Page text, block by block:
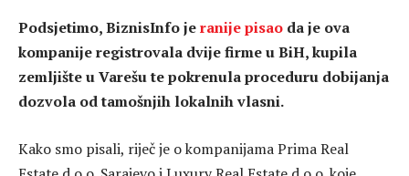
Podsjetimo, BiznisInfo jeranije pisao da je ova
kompanije registrovala dvije firme u BiH, kupila
zemljište u Varešu te pokrenula proceduru dobijanja
dozvola od tamošnjih lokalnih vlasni.
Kako smo pisali, riječ je o kompanijama Prima Real